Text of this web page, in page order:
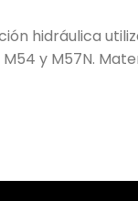
hidráulica
y M57N.